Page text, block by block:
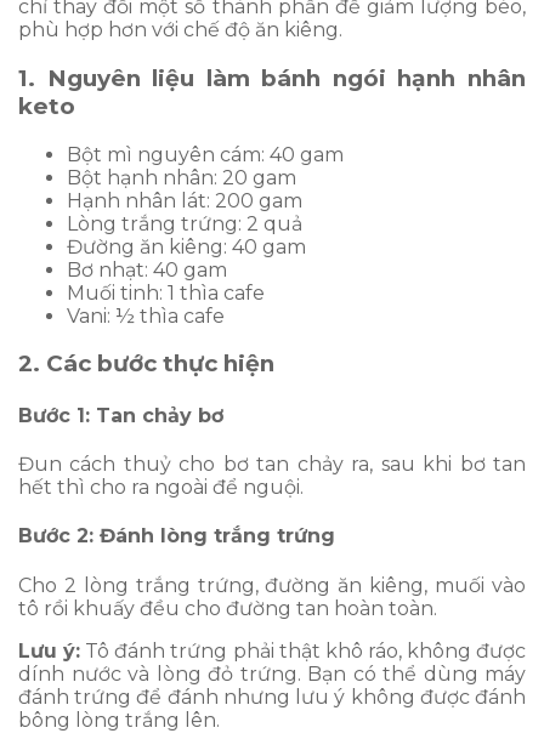
chỉ thay đổi một số thành phần để giảm lượng béo,
phù hợp hơn với chế độ ăn kiêng.
1. Nguyên liệu làm bánh ngói hạnh nhân
keto
Bột mì nguyên cám: 40 gam
Bột hạnh nhân: 20 gam
Hạnh nhân lát: 200 gam
Lòng trắng trứng: 2 quả
Đường ăn kiêng: 40 gam
Bơ nhạt: 40 gam
Muối tinh: 1 thìa cafe
Vani: ½ thìa cafe
2. Các bước thực hiện
Bước 1: Tan chảy bơ
Đun cách thuỷ cho bơ tan chảy ra, sau khi bơ tan
hết thì cho ra ngoài để nguội.
Bước 2: Đánh lòng trắng trứng
Cho 2 lòng trắng trứng, đường ăn kiêng, muối vào
tô rồi khuấy đều cho đường tan hoàn toàn.
Lưu ý: Tô đánh trứng phải thật khô ráo, không được
dính nước và lòng đỏ trứng. Bạn có thể dùng máy
đánh trứng để đánh nhưng lưu ý không được đánh
bông lòng trắng lên.